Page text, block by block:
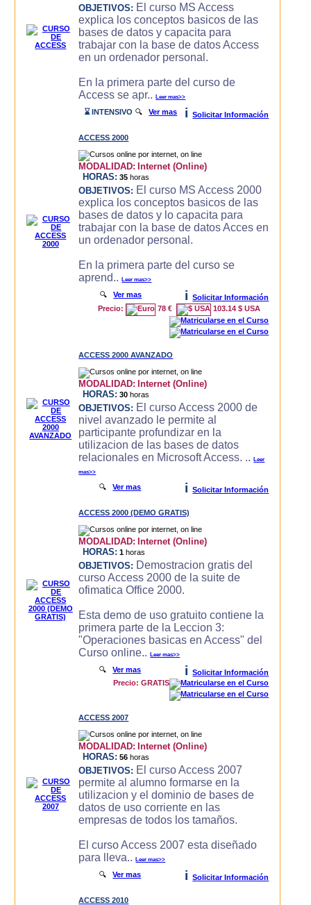
OBJETIVOS: El curso MS Access
explica los conceptos basicos de las
bases de datos y capacita para
trabajar con la base de datos Access
en un ordenador personal.
En la primera parte del curso de
Access se apr..Leer mas>>
⌛ INTENSIVO 🔍Ver mas i Solicitar Información
ACCESS 2000
MODALIDAD: Internet (Online)
HORAS: 35 horas
OBJETIVOS: El curso MS Access 2000
explica los conceptos basicos de las
bases de datos y lo capacita para
trabajar con la base de datos Acces en
un ordenador personal.
En la primera parte del curso se
aprend..Leer mas>>
🔍Ver mas i
Solicitar Información
Precio:
78 € 103.14 $ USA
ACCESS 2000 AVANZADO
MODALIDAD: Internet (Online)
HORAS: 30 horas
OBJETIVOS: El curso Access 2000 de
nivel avanzado le permite al
participante profundizar en la
utilizacion de las bases de datos
relacionales en Microsoft Access. ..Leer
mas>>
🔍Ver mas i Solicitar Información
ACCESS 2000 (DEMO GRATIS)
MODALIDAD: Internet (Online)
HORAS: 1 horas
OBJETIVOS: Demostracion gratis del
curso Access 2000 de la suite de
ofimatica Office 2000.
Esta demo de uso gratuito contiene la
primera parte de la Leccion 3:
"Operaciones basicas en Access" del
Curso online..Leer mas>>
🔍Ver mas i
Solicitar Información
Precio: GRATIS
ACCESS 2007
MODALIDAD: Internet (Online)
HORAS: 56 horas
OBJETIVOS: El curso Access 2007
permite al alumno formarse en la
utilizacion y el dominio de bases de
datos de uso corriente en las
empresas de todos los tamaños.
El curso Access 2007 esta diseñado
para lleva..Leer mas>>
🔍Ver mas i Solicitar Información
ACCESS 2010